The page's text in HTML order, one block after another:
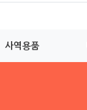
사역용품